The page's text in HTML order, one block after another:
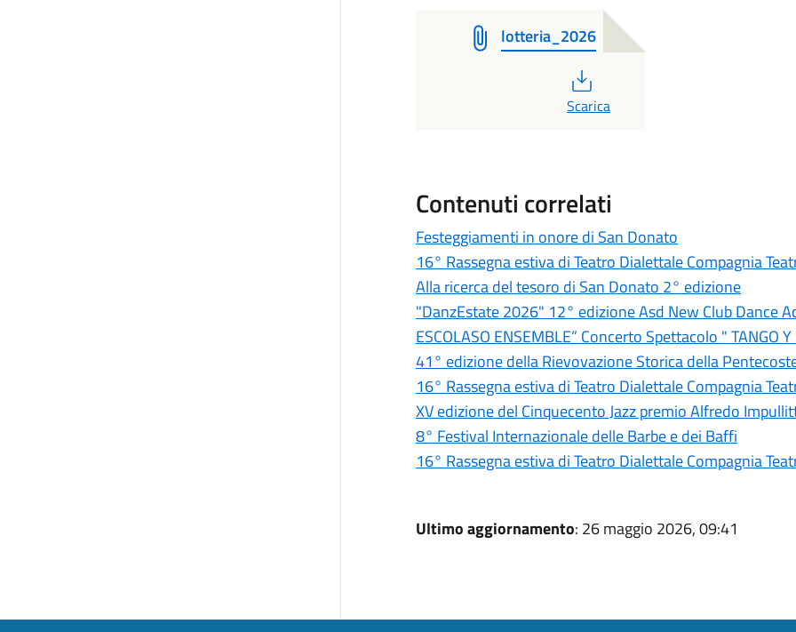
lotteria_2026
PDF
Scarica
Contenuti correlati
Festeggiamenti in onore di San Donato
16° Rassegna estiva di Teatro Dialettale Compagnia
Alla ricerca del tesoro di San Donato 2° edizione
"DanzEstate 2026" 12° edizione Asd New Club Dance
ESCOLASO ENSEMBLE” Concerto Spettacolo " TANGO
41° edizione della Rievovazione Storica della
16° Rassegna estiva di Teatro Dialettale Compagnia
XV edizione del Cinquecento Jazz premio Alfredo
8° Festival Internazionale delle Barbe e dei Baffi
16° Rassegna estiva di Teatro Dialettale Compagnia
Ultimo aggiornamento: 26 maggio 2026, 09:41